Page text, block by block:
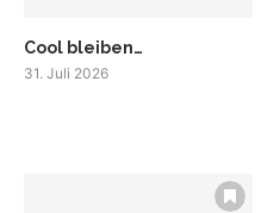
Cool bleiben…
31. Juli 2026